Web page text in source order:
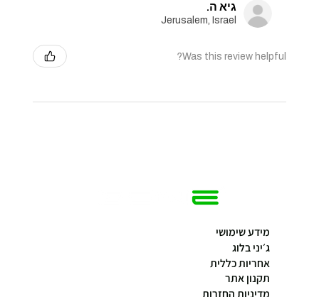
גיא ה.
Jerusalem, Israel
Was this review helpful?
מידע שימושי
ג׳יני בלוג
אחריות כללית
תקנון אתר
מדיניות החזרות